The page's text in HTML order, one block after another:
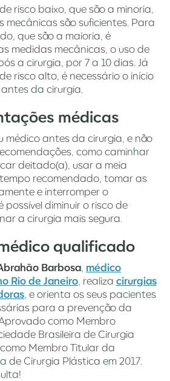
risco baixo, que são a minoria,
mecânicas são suficientes. Para
que são a maioria, é
medidas mecânicas, o uso de
a cirurgia, por 7 a 10 dias. Já
risco alto, é necessário o início
da cirurgia.
médicas
médico antes da cirurgia, e não
como caminhar
deitado(a), usar a meia
recomendado, tomar as
e interromper o
possível diminuir o risco de
a cirurgia mais segura.
qualificado
Barbosa médico
Rio de Janeiro , realiza cirurgias
, e orienta os seus pacientes
para a prevenção da
Aprovado como Membro
Brasileira de Cirurgia
Membro Titular da
de Cirurgia Plástica em 2017.